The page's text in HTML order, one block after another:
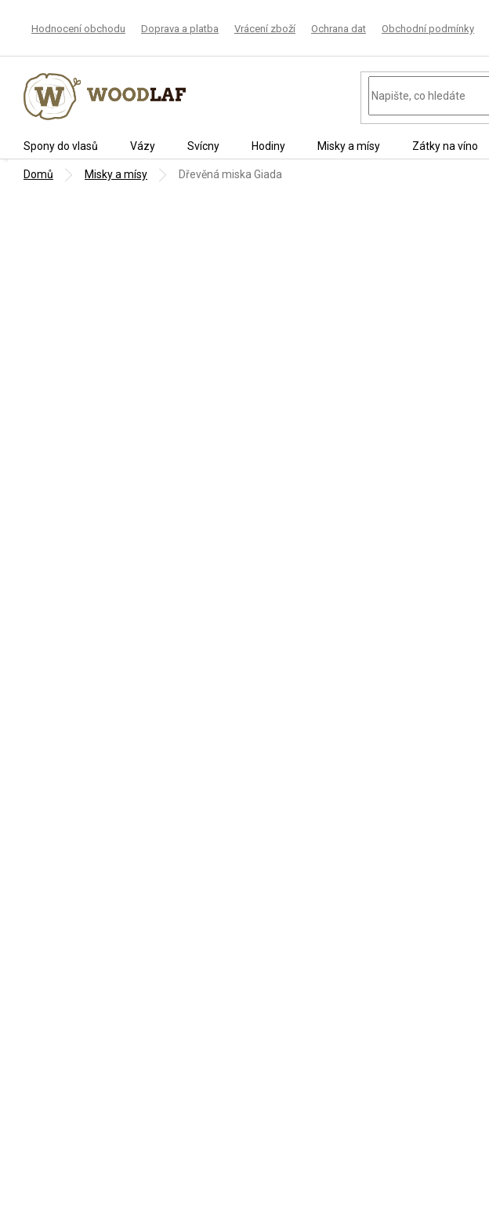
Hodnocení obchodu Doprava a platba Vrácení zboží Ochrana dat Obchodní podmínky
Spony do vlasů Vázy Svícny Hodiny Misky a mísy Zátky na víno
Domů Misky a mísy Dřevěná miska Giada